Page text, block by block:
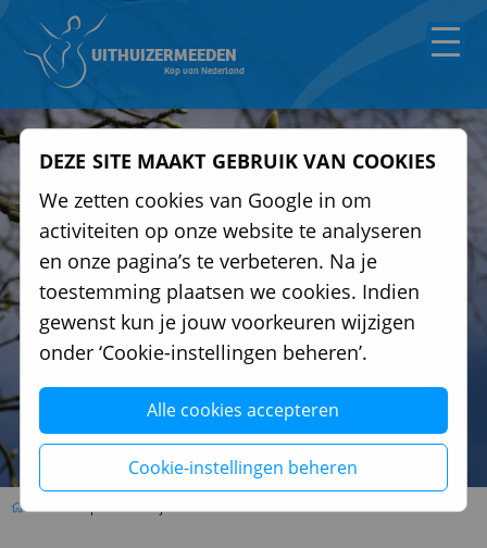
Kop van Nederland
UITHUIZERMEEDEN
Impressie Voorjaarsconcert SDG
DEZE SITE MAAKT GEBRUIK VAN COOKIES
We zetten cookies van Google in om
activiteiten op onze website te analyseren
en onze pagina’s te verbeteren. Na je
toestemming plaatsen we cookies. Indien
gewenst kun je jouw voorkeuren wijzigen
onder ‘Cookie-instellingen beheren’.
Alle cookies accepteren
Cookie-instellingen beheren